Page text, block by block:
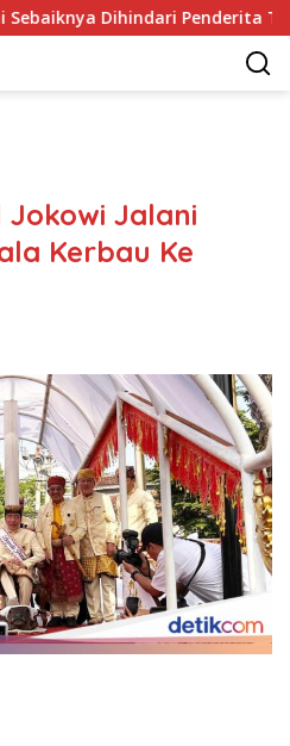
Dihindari Penderita Tekanan
Jokowi Jalani
Kerbau Ke